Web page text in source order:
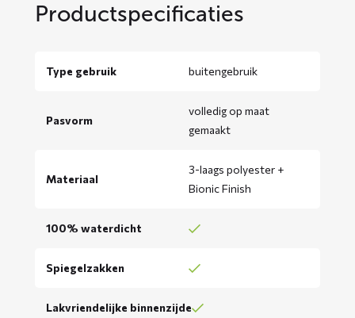
Productspecificaties
Type gebruik buitengebruik
Pasvorm
volledig op maat
gemaakt
Materiaal
3-laags polyester +
Bionic Finish
100% waterdicht
Spiegelzakken
Lakvriendelijke binnenzijde